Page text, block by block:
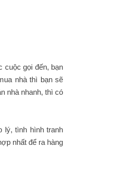
cuộc gọi đến, bạn
nhà thì bạn sẽ
nhà nhanh, thì có
lý, tình hình tranh
nhất để ra hàng